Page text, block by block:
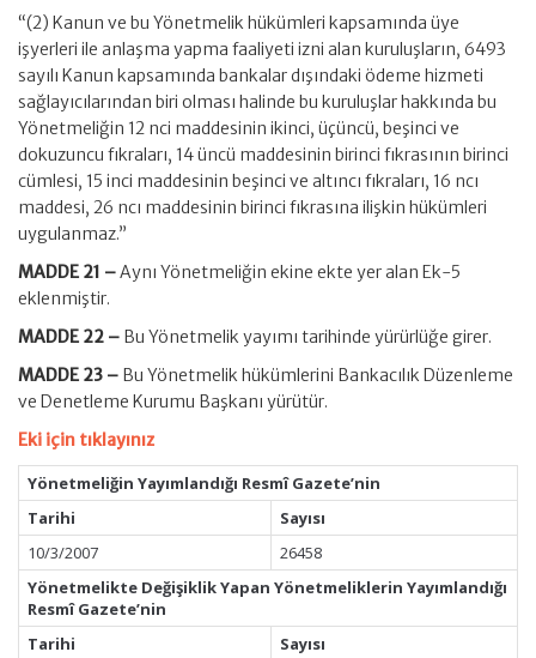
“(2) Kanun ve bu Yönetmelik hükümleri kapsamında üye
işyerleri ile anlaşma yapma faaliyeti izni alan kuruluşların, 6493
sayılı Kanun kapsamında bankalar dışındaki ödeme hizmeti
sağlayıcılarından biri olması halinde bu kuruluşlar hakkında bu
Yönetmeliğin 12 nci maddesinin ikinci, üçüncü, beşinci ve
dokuzuncu fıkraları, 14 üncü maddesinin birinci fıkrasının birinci
cümlesi, 15 inci maddesinin beşinci ve altıncı fıkraları, 16 ncı
maddesi, 26 ncı maddesinin birinci fıkrasına ilişkin hükümleri
uygulanmaz.”
MADDE 21 –Aynı Yönetmeliğin ekine ekte yer alan Ek-5
eklenmiştir.
MADDE 22 – Bu Yönetmelik yayımı tarihinde yürürlüğe girer.
MADDE 23 – Bu Yönetmelik hükümlerini Bankacılık Düzenleme
ve Denetleme Kurumu Başkanı yürütür.
Eki için tıklayınız
Yönetmeliğin Yayımlandığı Resmî Gazete’nin
Tarihi
Sayısı
10/3/2007
26458
Yönetmelikte Değişiklik Yapan Yönetmeliklerin Yayımlandığı
Resmî Gazete’nin
Tarihi
Sayısı